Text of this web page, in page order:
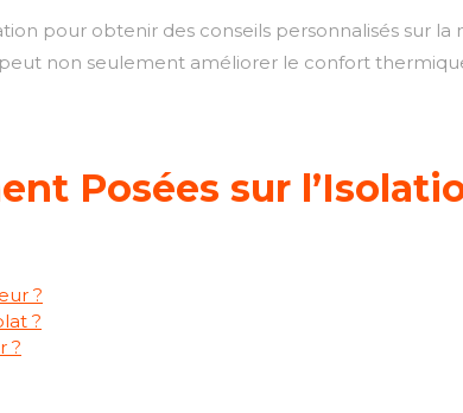
pour obtenir des conseils personnalisés sur
non seulement améliorer le confort
Posées sur
?
?
?